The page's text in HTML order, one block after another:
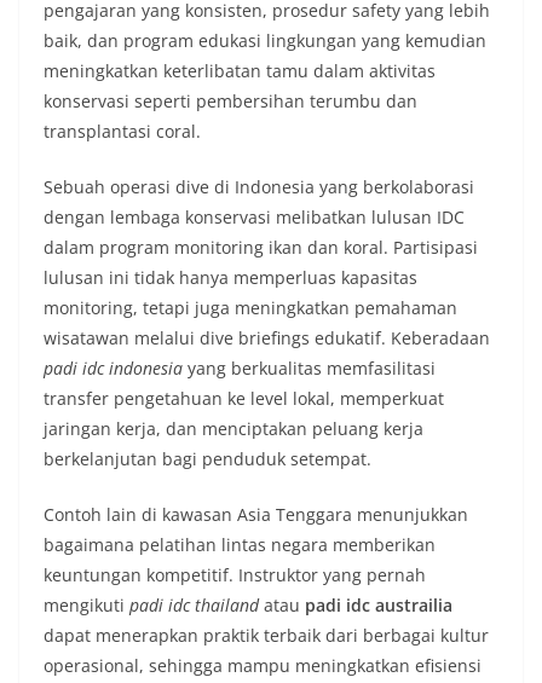
pengajaran yang konsisten, prosedur safety yang lebih
baik, dan program edukasi lingkungan yang kemudian
meningkatkan keterlibatan tamu dalam aktivitas
konservasi seperti pembersihan terumbu dan
transplantasi coral.
Sebuah operasi dive di Indonesia yang berkolaborasi
dengan lembaga konservasi melibatkan lulusan IDC
dalam program monitoring ikan dan koral. Partisipasi
lulusan ini tidak hanya memperluas kapasitas
monitoring, tetapi juga meningkatkan pemahaman
wisatawan melalui dive briefings edukatif. Keberadaan
padi idc indonesia yang berkualitas memfasilitasi
transfer pengetahuan ke level lokal, memperkuat
jaringan kerja, dan menciptakan peluang kerja
berkelanjutan bagi penduduk setempat.
Contoh lain di kawasan Asia Tenggara menunjukkan
bagaimana pelatihan lintas negara memberikan
keuntungan kompetitif. Instruktor yang pernah
mengikuti padi idc thailandatau padi idc austrailia
dapat menerapkan praktik terbaik dari berbagai kultur
operasional, sehingga mampu meningkatkan efisiensi